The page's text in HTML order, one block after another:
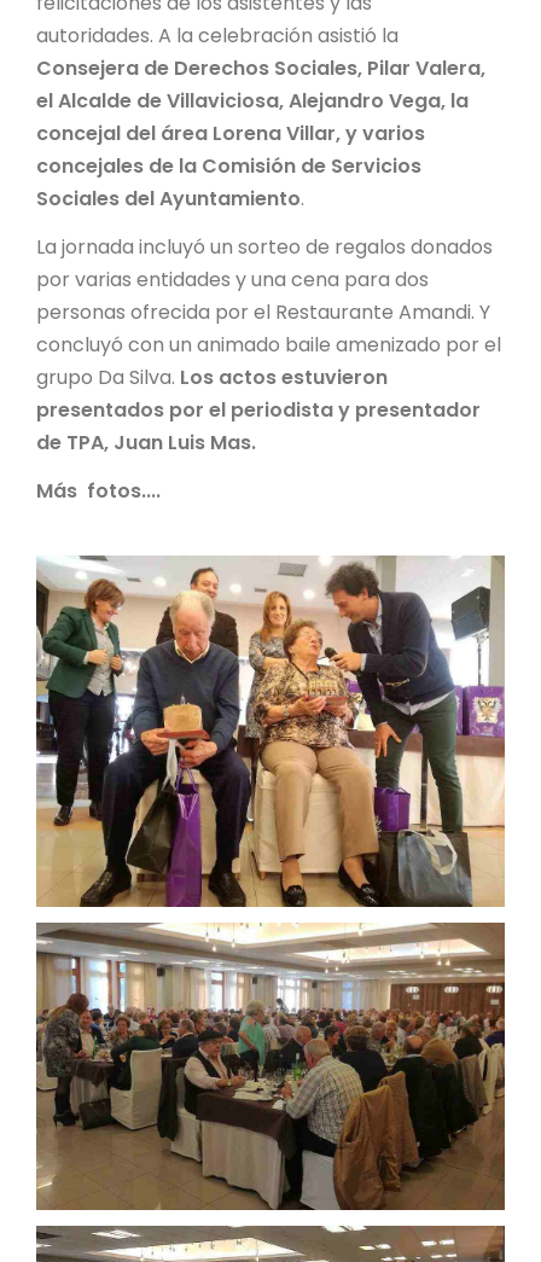
autoridades. A la celebración asistió la
Consejera de Derechos Sociales, Pilar Valera,
el Alcalde de Villaviciosa, Alejandro Vega, la
concejal del área Lorena Villar, y varios
concejales de la Comisión de Servicios
Sociales del Ayuntamiento.
La jornada incluyó un sorteo de regalos donados
por varias entidades y una cena para dos
personas ofrecida por el Restaurante Amandi. Y
concluyó con un animado baile amenizado por el
grupo Da Silva. Los actos estuvieron
presentados por el periodista y presentador
de TPA, Juan Luis Mas.
Más fotos....